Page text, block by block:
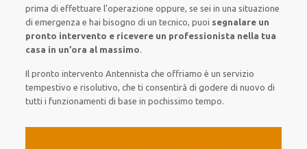
prima dieffettuare l’operazione oppure, se sei in una situazione
di emergenza e hai bisogno diun tecnico, puoi segnalare un
pronto intervento e ricevere un professionista nella tua
casa in un’ora al massimo.
Il pronto intervento Antennistache offriamo èun servizio
tempestivo e risolutivo, che ticonsentirà di godere di nuovodi
tutti i funzionamenti di base in pochissimo tempo.